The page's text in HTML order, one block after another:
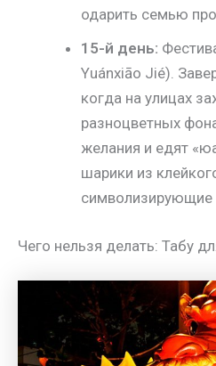
одарить семью
15-й день:
Yuánxiāo Jié).
когда на улицах
разноцветных
желания и едят
шарики из
символизирующие
Чего нельзя делать: Табу